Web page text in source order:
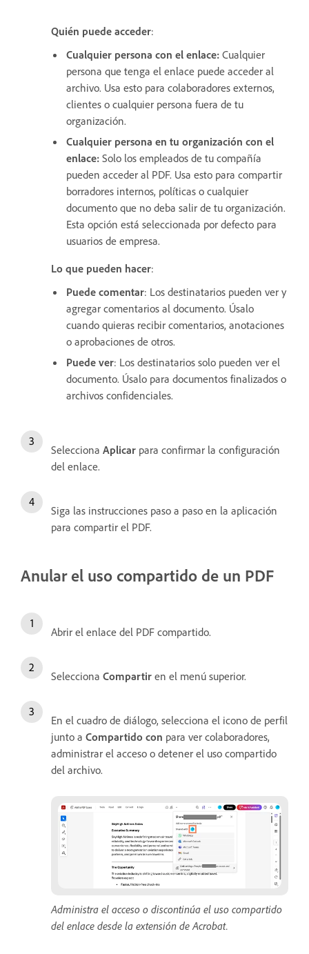
Quién puede acceder:
Cualquier persona con el enlace: Cualquier
persona que tenga el enlace puede acceder al
archivo. Usa esto para colaboradores externos,
clientes o cualquier persona fuera de tu
organización.
Cualquier persona en tu organización con el
enlace: Solo los empleados de tu compañía
pueden acceder al PDF. Usa esto para compartir
borradores internos, políticas o cualquier
documento que no deba salir de tu organización.
Esta opción está seleccionada por defecto para
usuarios de empresa.
Lo que pueden hacer:
Puede comentar: Los destinatarios pueden ver y
agregar comentarios al documento. Úsalo
cuando quieras recibir comentarios, anotaciones
o aprobaciones de otros.
Puede ver: Los destinatarios solo pueden ver el
documento. Úsalo para documentos finalizados o
archivos confidenciales.
Selecciona Aplicar para confirmar la configuración
del enlace.
Siga las instrucciones paso a paso en la aplicación
para compartir el PDF.
Anular el uso compartido de un PDF
Abrir el enlace del PDF compartido.
Selecciona Compartir en el menú superior.
En el cuadro de diálogo, selecciona el icono de perfil
junto a Compartido con para ver colaboradores,
administrar el acceso o detener el uso compartido
del archivo.
Administra el acceso o discontinúa el uso compartido
del enlace desde la extensión de Acrobat.